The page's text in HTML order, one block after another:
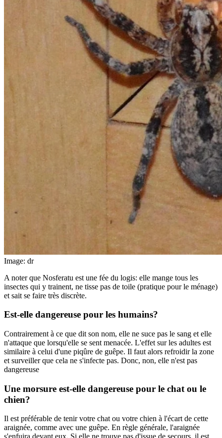
Image: dr
A noter que Nosferatu est une fée du logis: elle mange tous les
insectes qui y trainent, ne tisse pas de toile (pratique pour le ménage)
et sait se faire très discrète.
Est-elle dangereuse pour les humains?
Contrairement à ce que dit son nom, elle ne suce pas le sang et elle
n'attaque que lorsqu'elle se sent menacée. L'effet sur les adultes est
similaire à celui d'une piqûre de guêpe. Il faut alors refroidir la zone
et surveiller que cela ne s'infecte pas. Donc, non, elle n'est pas
dangereuse
Une morsure est-elle dangereuse pour le chat ou le
chien?
Il est préférable de tenir votre chat ou votre chien à l'écart de cette
araignée, comme avec une guêpe. En règle générale, l'araignée